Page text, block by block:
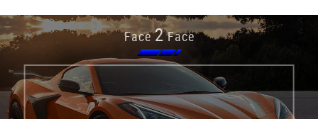
Face2Face